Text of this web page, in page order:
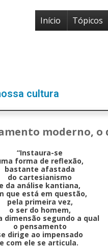
Início Tópicos
cultura
moderno, o
“Instaura-se
forma de reflexão,
bastante afastada
do cartesianismo
e da análise kantiana,
que está em questão,
pela primeira vez,
o ser do homem,
dimensão segundo a qual
o pensamento
dirige ao impensado
e com ele se articula.